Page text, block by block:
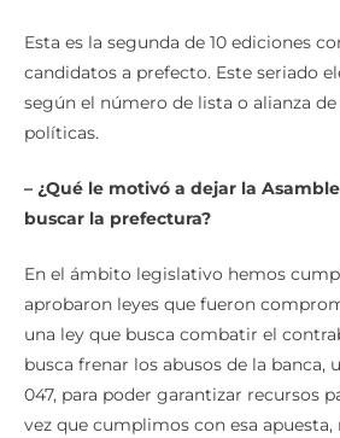
Esta es la segunda de 10 ediciones
candidatos a prefecto. Este seriado
según el número de lista o alianza
políticas.
– ¿Qué le motivó a dejar la
buscar la prefectura?
En el ámbito legislativo hemos
aprobaron leyes que fueron
una ley que busca combatir el
busca frenar los abusos de la banca,
047, para poder garantizar recursos
vez que cumplimos con esa